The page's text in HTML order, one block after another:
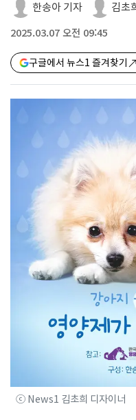
한송아 기자 김초
2025.03.07 오전 09:45
구글에서 뉴스1 즐겨찾기
ⓒ News1 김초희 디자이너